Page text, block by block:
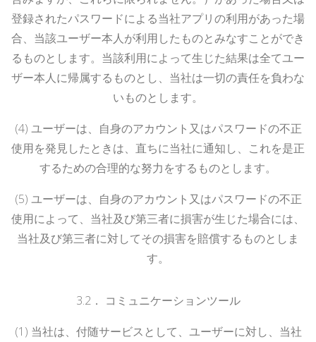
登録されたパスワードによる当社アプリの利用があった場
合、当該ユーザー本人が利用したものとみなすことができ
るものとします。当該利用によって生じた結果は全てユー
ザー本人に帰属するものとし、当社は一切の責任を負わな
いものとします。
(4) ユーザーは、自身のアカウント又はパスワードの不正
使用を発見したときは、直ちに当社に通知し、これを是正
するための合理的な努力をするものとします。
(5) ユーザーは、自身のアカウント又はパスワードの不正
使用によって、当社及び第三者に損害が生じた場合には、
当社及び第三者に対してその損害を賠償するものとしま
す。
3.2． コミュニケーションツール
(1) 当社は、付随サービスとして、ユーザーに対し、当社